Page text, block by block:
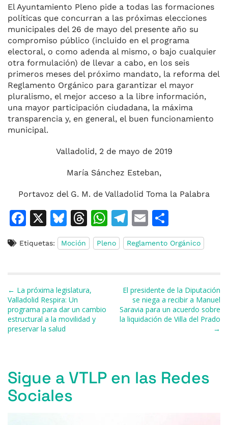
El Ayuntamiento Pleno pide a todas las formaciones
políticas que concurran a las próximas elecciones
municipales del 26 de mayo del presente año su
compromiso público (incluido en el programa
electoral, o como adenda al mismo, o bajo cualquier
otra formulación) de llevar a cabo, en los seis
primeros meses del próximo mandato, la reforma del
Reglamento Orgánico para garantizar el mayor
pluralismo, el mejor acceso a la libre información,
una mayor participación ciudadana, la máxima
transparencia y, en general, el buen funcionamiento
municipal.
Valladolid, 2 de mayo de 2019
María Sánchez Esteban,
Portavoz del G. M. de Valladolid Toma la Palabra
F
c
b
o
o
k
X
Bl
u
e
k
y
T
h
re
s
W
h
at
T
el
e
m
E
m
ai
o
m
ar
ti
r
Etiquetas: Moción Pleno Reglamento Orgánico
Navegación de entradas
← La próxima legislatura,
Valladolid Respira: Un
programa para dar un cambio
estructural a la movilidad y
preservar la salud
El presidente de la Diputación
se niega a recibir a Manuel
Saravia para un acuerdo sobre
la liquidación de Villa del Prado
→
Sigue a VTLP en las Redes
Sociales